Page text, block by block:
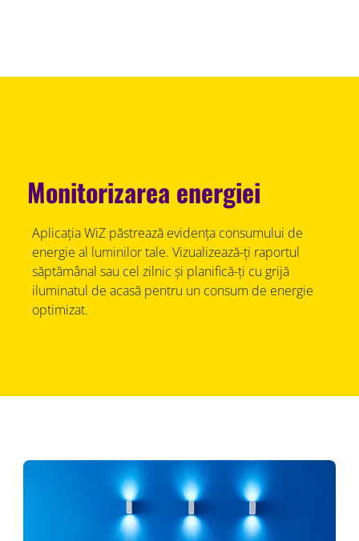
Monitorizarea energiei
Aplicația WiZ păstrează evidența consumului de
energie al luminilor tale. Vizualizează-ți raportul
săptămânal sau cel zilnic și planifică-ți cu grijă
iluminatul de acasă pentru un consum de energie
optimizat.